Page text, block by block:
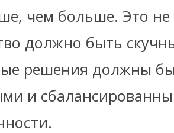
чем больше. Это не
должно быть
решения должны
и